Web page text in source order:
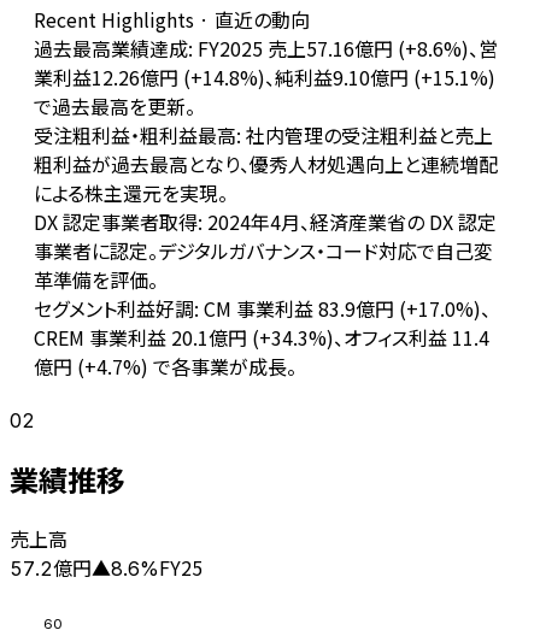
Recent Highlights · 直近の動向
過去最高業績達成: FY2025 売上57.16億円 (+8.6%)、営
業利益12.26億円 (+14.8%)、純利益9.10億円 (+15.1%)
で過去最高を更新。
受注粗利益・粗利益最高: 社内管理の受注粗利益と売上
粗利益が過去最高となり、優秀人材処遇向上と連続増配
による株主還元を実現。
DX 認定事業者取得: 2024年4月、経済産業省の DX 認定
事業者に認定。デジタルガバナンス・コード対応で自己変
革準備を評価。
セグメント利益好調: CM 事業利益 83.9億円 (+17.0%)、
CREM 事業利益 20.1億円 (+34.3%)、オフィス利益 11.4
億円 (+4.7%) で各事業が成長。
02
業績推移
売上高
57.2億円▲8.6%FY25
60